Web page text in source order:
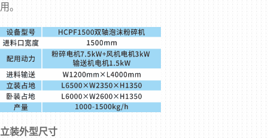
用。
立装外型尺寸